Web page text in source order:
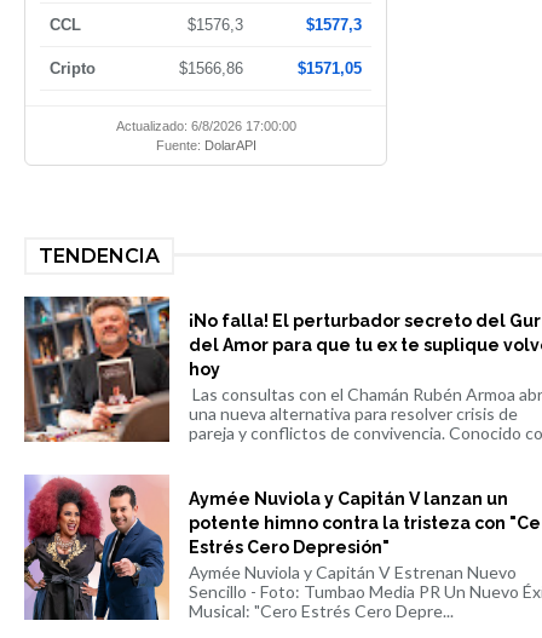
CCL $1576,3 $1577,3
Cripto $1566,86 $1571,05
Actualizado: 6/8/2026 17:00:00
Fuente: DolarAPI
TENDENCIA
¡No falla! El perturbador secreto del
del Amor para que tu ex te suplique
hoy
Las consultas con el Chamán Rubén Armoa
una nueva alternativa para resolver crisis de
pareja y conflictos de convivencia. Conocido
Aymée Nuviola y Capitán V lanzan un
potente himno contra la tristeza con
Estrés Cero Depresión"
Aymée Nuviola y Capitán V Estrenan Nuevo
Sencillo - Foto: Tumbao Media PR Un Nuevo
Musical: "Cero Estrés Cero Depre...